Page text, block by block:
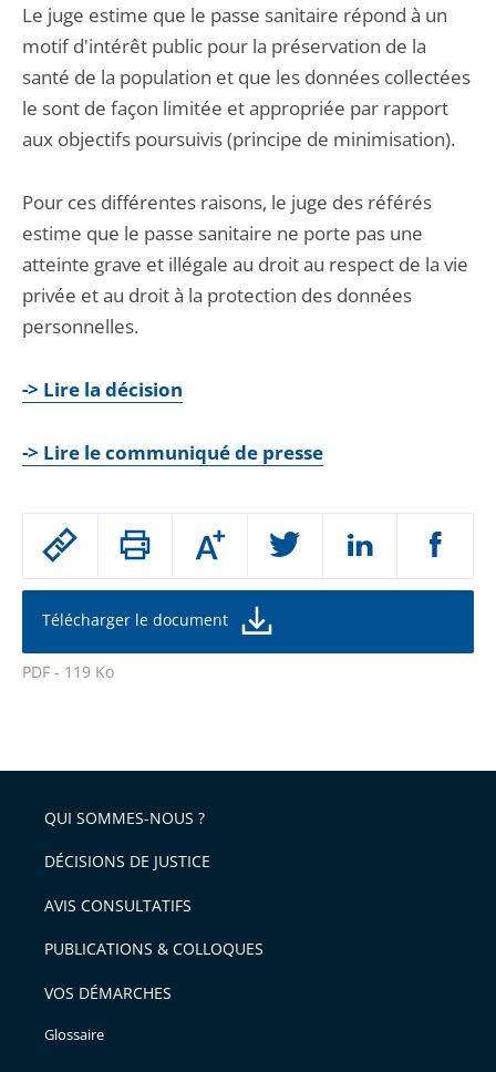
Passer
partage
de
l'article
pour
Augmenter
ou
la
de
police
Télécharger le document
PDF - 119 Ko
l'article
pour
avant
Le juge estime que le passe sanitaire répond à un
motif d'intérêt public pour la préservation de la
santé de la population et que les données collectées
le sont de façon limitée et appropriée par rapport
aux objectifs poursuivis (principe de minimisation).
Pour ces différentes raisons, le juge des référés
estime que le passe sanitaire ne porte pas une
atteinte grave et illégale au droit au respect de la vie
privée et au droit à la protection des données
personnelles.
-> Lire la décision
-> Lire le communiqué de presse
QUI SOMMES-NOUS ?
DÉCISIONS DE JUSTICE
AVIS CONSULTATIFS
PUBLICATIONS & COLLOQUES
VOS DÉMARCHES
Glossaire